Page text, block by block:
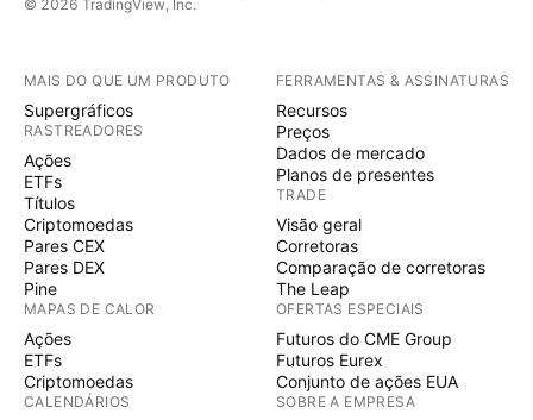
© 2026 TradingView, Inc.
MAIS DO QUE UM PRODUTO
Supergráficos
RASTREADORES
Ações
ETFs
Títulos
Criptomoedas
Pares CEX
Pares DEX
Pine
MAPAS DE CALOR
Ações
ETFs
Criptomoedas
CALENDÁRIOS
FERRAMENTAS & ASSINATURAS
Recursos
Preços
Dados de mercado
Planos de presentes
TRADE
Visão geral
Corretoras
Comparação de corretoras
The Leap
OFERTAS ESPECIAIS
Futuros do CME Group
Futuros Eurex
Conjunto de ações EUA
SOBRE A EMPRESA